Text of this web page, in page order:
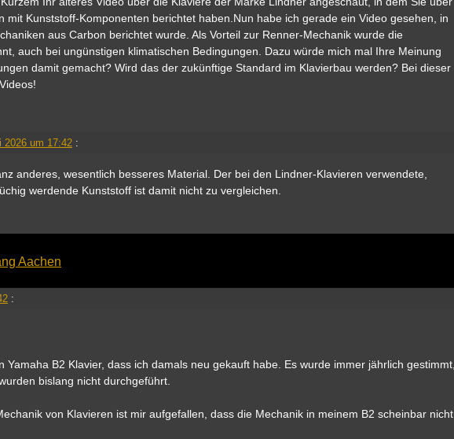
mit Kunststoff-Komponenten berichtet haben.Nun habe ich gerade ein Video gesehen, in
aus Carbon berichtet wurde. Als Vorteil zur Renner-Mechanik wurde die
auch bei ungünstigen klimatischen Bedingungen. Dazu würde mich mal Ihre Meinung
damit gemacht? Wird das der zukünftige Standard im Klavierbau werden? Bei dieser
2026 um 17:42 :
anderes, wesentlich besseres Material. Der bei den Lindner-Klavieren verwendete,
werdende Kunststoff ist damit nicht zu vergleichen.
Aachen
:
B2 Klavier, dass ich damals neu gekauft habe. Es wurde immer jährlich gestimmt,
bislang nicht durchgeführt.
von Klavieren ist mir aufgefallen, dass die Mechanik in meinem B2 scheinbar nicht